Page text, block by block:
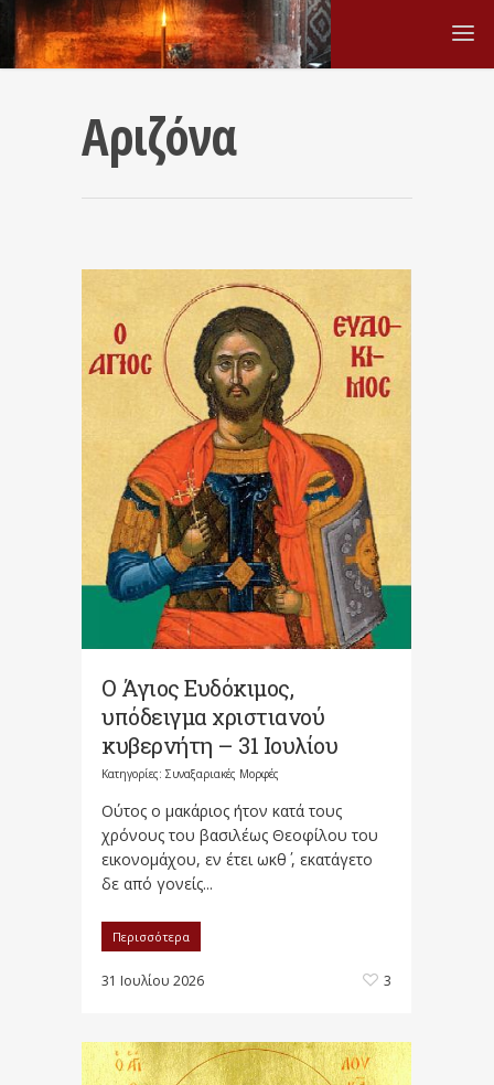
Αριζόνα
Ο Άγιος Ευδόκιμος,
υπόδειγμα χριστιανού
κυβερνήτη – 31 Ιουλίου
Κατηγορίες: Συναξαριακές Μορφές
Oύτος ο μακάριος ήτον κατά τους
χρόνους του βασιλέως Θεοφίλου του
εικονομάχου, εν έτει ωκθ΄ , εκατάγετο
δε από γονείς...
Περισσότερα
31 Ιουλίου 2026 3